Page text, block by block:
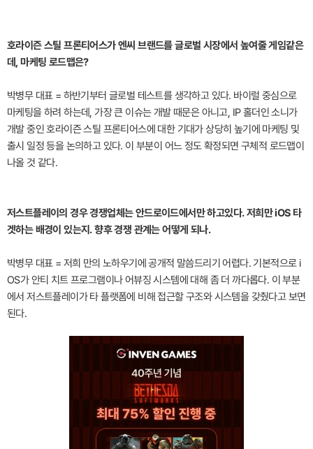
호라이즌 스틸 프론티어스가 엔씨 브랜드를 글로벌 시장에서 높여줄 게임같은
데, 마케팅 로드맵은?
박병무 대표 = 하반기부터 글로벌 테스트를 생각하고 있다. 바이럴 중심으로
마케팅을 하려 하는데, 가장 큰 이슈는 개발 때문은 아니고, IP 홀더인 소니가
개발 중인 호라이즌 스틸 프론티어스에 대한 기대가 상당히 높기에 마케팅 및
출시 일정 등을 논의하고 있다. 이 부분이 어느 정도 확정되면 구체적 로드맵이
나올 것 같다.
저스트플레이의 경우 경쟁업체는 안드로이드에서만 하고있다. 저희만 iOS 타
겟하는 배경이 있는지. 향후 경쟁 관계는 어떻게 되나.
박병무 대표 = 저희 만의 노하우기에 공개적 말씀드리기 어렵다. 기본적으로 i
OS가 안티 치트 프로그램이나 어뷰징 시스템에 대해 좀 더 까다롭다. 이 부분
에서 저스트플레이가 타 플랫폼에 비해 접근할 구조와 시스템을 갖췄다고 보면
된다.